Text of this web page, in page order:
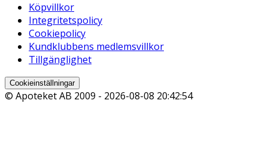
Köpvillkor
Integritetspolicy
Cookiepolicy
Kundklubbens medlemsvillkor
Tillgänglighet
Cookieinställningar
© Apoteket AB 2009 - 2026-08-08 20:42:54